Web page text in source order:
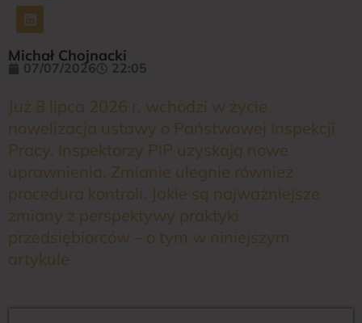
Michał Chojnacki
07/07/2026 22:05
Już 8 lipca 2026 r. wchodzi w życie
nowelizacja ustawy o Państwowej Inspekcji
Pracy. Inspektorzy PIP uzyskają nowe
uprawnienia. Zmianie ulegnie również
procedura kontroli. Jakie są najważniejsze
zmiany z perspektywy praktyki
przedsiębiorców – o tym w niniejszym
artykule